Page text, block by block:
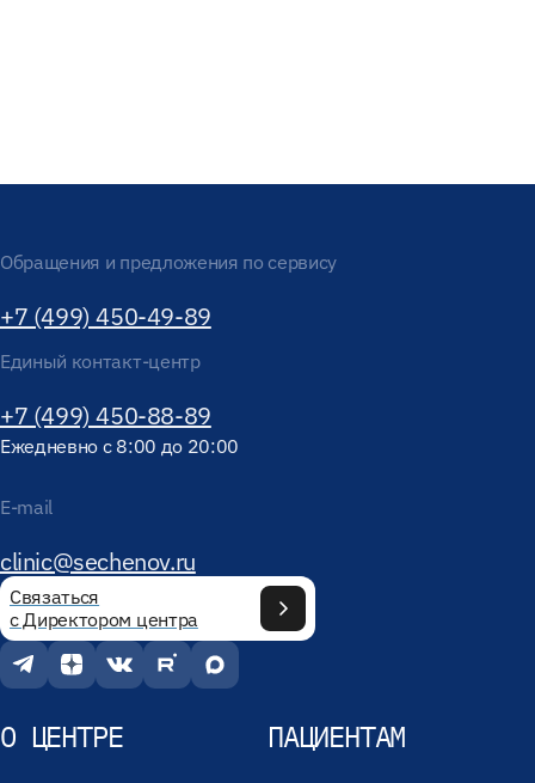
Обращения и предложения по сервису
+7 (499) 450-49-89
Единый контакт-центр
+7 (499) 450-88-89
Ежедневно с 8:00 до 20:00
E-mail
clinic@sechenov.ru
Связаться
с Директором центра
О ЦЕНТРЕ ПАЦИЕНТАМ